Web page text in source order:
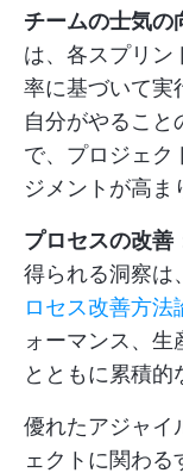
チームの士気の
は、各スプリン
率に基づいて実
自分がやること
で、プロジェク
ジメントが高ま
プロセスの改善
得られる洞察は
ロセス改善方法
ォーマンス、生
とともに累積的
優れたアジャイ
ェクトに関わ